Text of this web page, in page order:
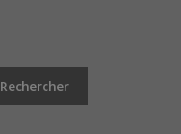
Rechercher